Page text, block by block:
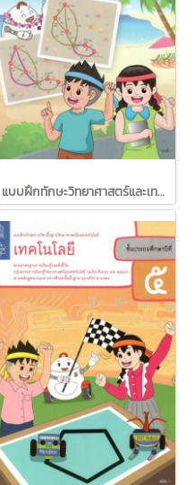
แบบฝึกทักษะวิทยาศาสตร์และเทคโนโลยี เทคโนโลยี ป.4 /สสวท.